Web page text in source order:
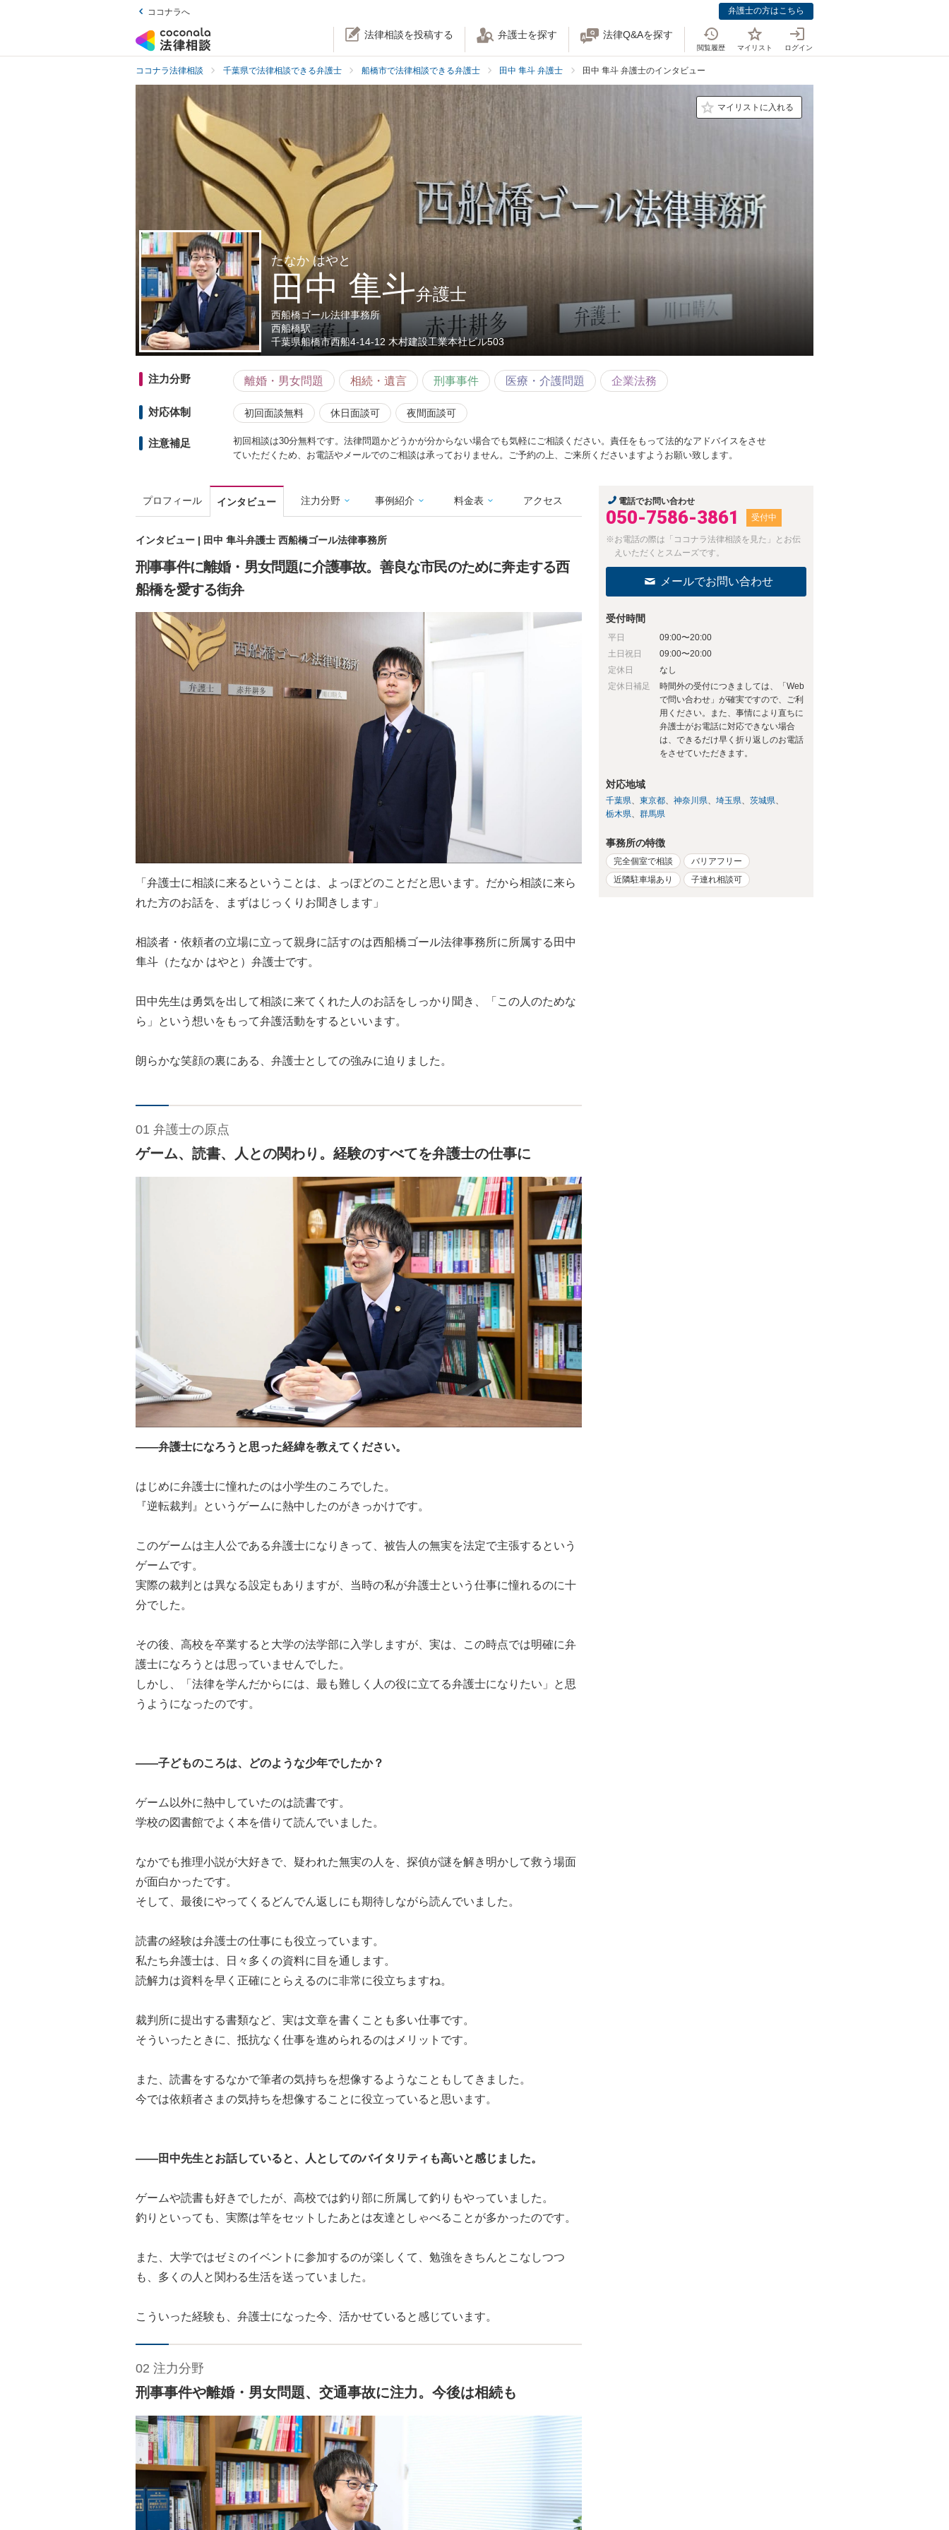
ココナラへ 弁護士の方はこちら
法律相談を投稿する 弁護士を探す 法律Q&Aを探す
閲覧履歴 マイリスト ログイン
ココナラ法律相談 千葉県で法律相談できる弁護士 船橋市で法律相談できる弁護士 田中 隼斗 弁護士 田中 隼斗 弁護士のインタビュー
マイリストに入れる
たなか はやと
田中 隼斗弁護士
西船橋ゴール法律事務所
西船橋駅
千葉県船橋市西船4-14-12 木村建設工業本社ビル503
注力分野 離婚・男女問題 相続・遺言 刑事事件 医療・介護問題 企業法務
対応体制 初回面談無料 休日面談可 夜間面談可
注意補足
初回相談は30分無料です。法律問題かどうかが分からない場合でも気軽にご相談ください。責任をもって法的なアドバイスをさせ
ていただくため、お電話やメールでのご相談は承っておりません。ご予約の上、ご来所くださいますようお願い致します。
プロフィール インタビュー 注力分野 事例紹介 料金表 アクセス
インタビュー | 田中 隼斗弁護士 西船橋ゴール法律事務所
刑事事件に離婚・男女問題に介護事故。善良な市民のために奔走する西
船橋を愛する街弁
「弁護士に相談に来るということは、よっぽどのことだと思います。だから相談に来ら
れた方のお話を、まずはじっくりお聞きします」
相談者・依頼者の立場に立って親身に話すのは西船橋ゴール法律事務所に所属する田中
隼斗（たなか はやと）弁護士です。
田中先生は勇気を出して相談に来てくれた人のお話をしっかり聞き、「この人のためな
ら」という想いをもって弁護活動をするといいます。
朗らかな笑顔の裏にある、弁護士としての強みに迫りました。
01 弁護士の原点
ゲーム、読書、人との関わり。経験のすべてを弁護士の仕事に
――弁護士になろうと思った経緯を教えてください。
はじめに弁護士に憧れたのは小学生のころでした。
『逆転裁判』というゲームに熱中したのがきっかけです。
このゲームは主人公である弁護士になりきって、被告人の無実を法定で主張するという
ゲームです。
実際の裁判とは異なる設定もありますが、当時の私が弁護士という仕事に憧れるのに十
分でした。
その後、高校を卒業すると大学の法学部に入学しますが、実は、この時点では明確に弁
護士になろうとは思っていませんでした。
しかし、「法律を学んだからには、最も難しく人の役に立てる弁護士になりたい」と思
うようになったのです。
――子どものころは、どのような少年でしたか？
ゲーム以外に熱中していたのは読書です。
学校の図書館でよく本を借りて読んでいました。
なかでも推理小説が大好きで、疑われた無実の人を、探偵が謎を解き明かして救う場面
が面白かったです。
そして、最後にやってくるどんでん返しにも期待しながら読んでいました。
読書の経験は弁護士の仕事にも役立っています。
私たち弁護士は、日々多くの資料に目を通します。
読解力は資料を早く正確にとらえるのに非常に役立ちますね。
裁判所に提出する書類など、実は文章を書くことも多い仕事です。
そういったときに、抵抗なく仕事を進められるのはメリットです。
また、読書をするなかで筆者の気持ちを想像するようなこともしてきました。
今では依頼者さまの気持ちを想像することに役立っていると思います。
――田中先生とお話していると、人としてのバイタリティも高いと感じました。
ゲームや読書も好きでしたが、高校では釣り部に所属して釣りもやっていました。
釣りといっても、実際は竿をセットしたあとは友達としゃべることが多かったのです。
また、大学ではゼミのイベントに参加するのが楽しくて、勉強をきちんとこなしつつ
も、多くの人と関わる生活を送っていました。
こういった経験も、弁護士になった今、活かせていると感じています。
02 注力分野
刑事事件や離婚・男女問題、交通事故に注力。今後は相続も
電話でお問い合わせ
050-7586-3861 受付中
※お電話の際は「ココナラ法律相談を見た」とお伝
えいただくとスムーズです。
メールでお問い合わせ
受付時間
平日
09:00〜20:00
土日祝日
09:00〜20:00
定休日
なし
定休日補足
時間外の受付につきましては、「Web
で問い合わせ」が確実ですので、ご利
用ください。また、事情により直ちに
弁護士がお電話に対応できない場合
は、できるだけ早く折り返しのお電話
をさせていただきます。
対応地域
千葉県 東京都 神奈川県 埼玉県
茨城県
栃木県
群馬県
事務所の特徴
完全個室で相談
バリアフリー
近隣駐車場あり
子連れ相談可